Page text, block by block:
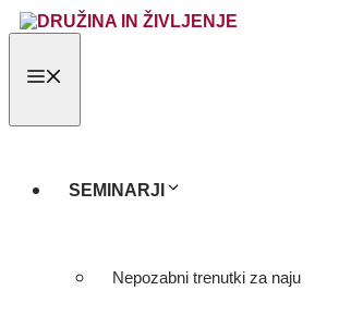
Skip
to
content
SEMINARJI
Nepozabni trenutki za naju